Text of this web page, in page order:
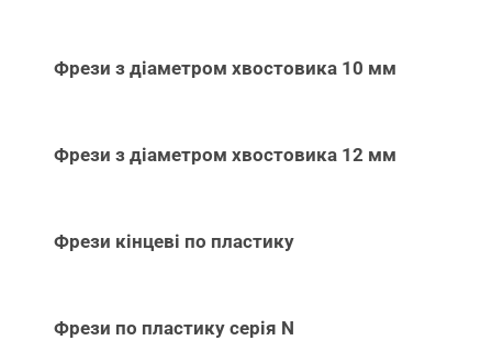
Фрези з діаметром хвостовика 10 мм
Фрези з діаметром хвостовика 12 мм
Фрези кінцеві по пластику
Фрези по пластику серія N